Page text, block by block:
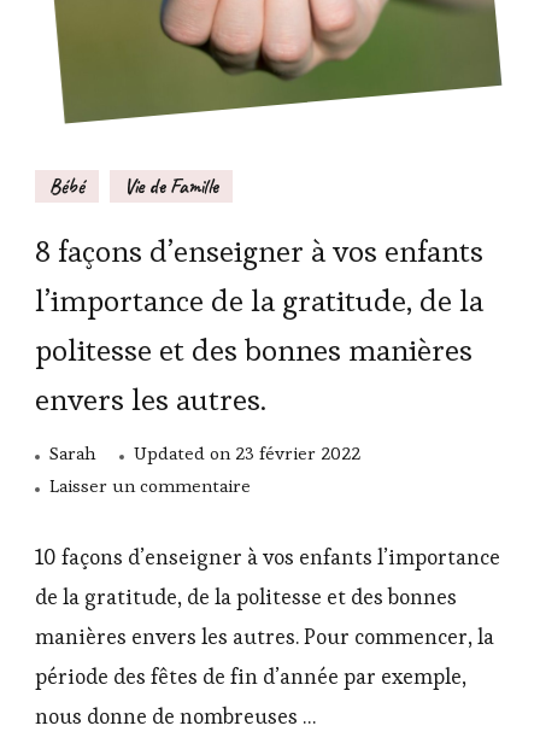
Bébé Vie de Famille
8 façons d’enseigner à vos enfants
l’importance de la gratitude, de la
politesse et des bonnes manières
envers les autres.
Sarah Updated on 23 février 2022
Laisser un commentaire
façons
d’enseigner
vos
enfants
l’importance
10 façons d’enseigner à vos enfants l’importance
de la gratitude, de la politesse et des bonnes
manières envers les autres. Pour commencer, la
période des fêtes de fin d’année par exemple,
nous donne de nombreuses …